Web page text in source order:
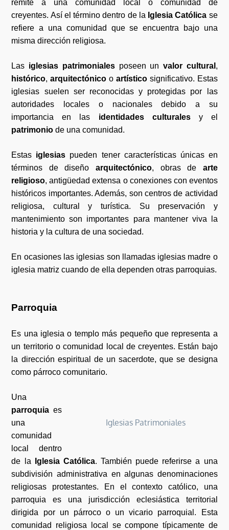
remite a una comunidad local o comunidad de
creyentes. Así el término dentro de la Iglesia Católica se
refiere a una comunidad que se encuentra bajo una
misma dirección religiosa.
Las iglesias patrimonialesposeen un valor cultural ,
histórico,arquitectónico o artísticosignificativo. Estas
iglesias suelen ser reconocidas y protegidas por las
autoridades locales o nacionales debido a su
importancia en las identidades culturalesy el
patrimonio de una comunidad.
Estas iglesias pueden tener características únicas en
términos de diseño arquitectónico, obras de arte
religioso, antigüedad extensa o conexiones con eventos
históricos importantes. Además, son centros de actividad
religiosa, cultural y turística. Su preservación y
mantenimiento son importantes para mantener viva la
historia y la cultura de una sociedad.
En ocasiones las iglesias son llamadas iglesias madre o
iglesia matriz cuando de ella dependen otras parroquias.
Parroquia
Es una iglesia o templo más pequeño que representa a
un territorio o comunidad local de creyentes. Están bajo
la dirección espiritual de un sacerdote, que se designa
como párroco comunitario.
Iglesias Patrimoniales
Una
parroquia es
una
comunidad
local dentro
de la
Iglesia Católica. También puede referirse a una
subdivisión administrativa en algunas denominaciones
religiosas protestantes. En el contexto católico, una
parroquia es una jurisdicción eclesiástica territorial
dirigida por un párroco o un vicario parroquial. Esta
comunidad religiosa local se compone típicamente de